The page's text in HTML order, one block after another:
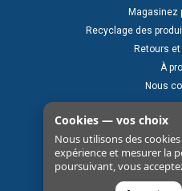
Magasinez
Recyclage des
Retours
À
Nous
Cookies — vos choix
Nous utilisons des
expérience et mesurer la
poursuivant, vous